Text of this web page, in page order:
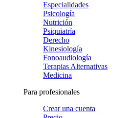
Especialidades
Psicología
Nutrición
Psiquiatría
Derecho
Kinesiología
Fonoaudiología
Terapias Alternativas
Medicina
Para profesionales
Crear una cuenta